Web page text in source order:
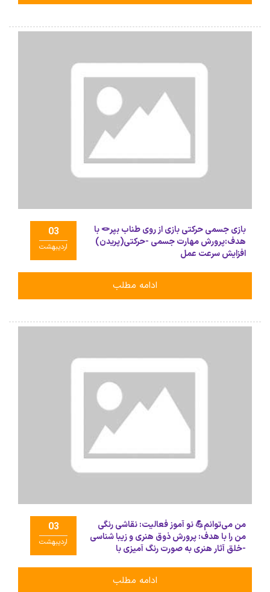
03
اردیبهشت
بازی جسمی حرکتی بازی از روی طناب بپر🪢 با
هدف:پرورش مهارت جسمی -حرکتی(پریدن)
افزایش سرعت عمل
ادامه مطلب
03
اردیبهشت
من می‌توانم💪 نو آموز فعالیت: نقاشی رنگی
من را با هدف: پرورش ذوق هنری و زیبا شناسی
-خلق آثار هنری به صورت رنگ آمیزی با
ادامه مطلب